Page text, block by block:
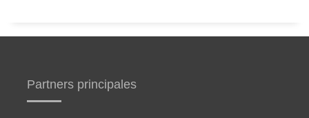
Partners principales